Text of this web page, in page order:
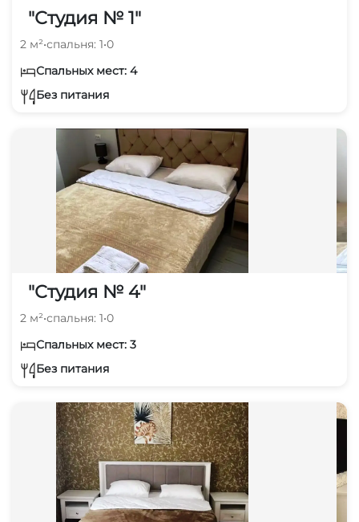
"Студия № 1"
2 м²•спальня: 1•0
Спальных мест: 4
Без питания
"Студия № 4"
2 м²•спальня: 1•0
Спальных мест: 3
Без питания